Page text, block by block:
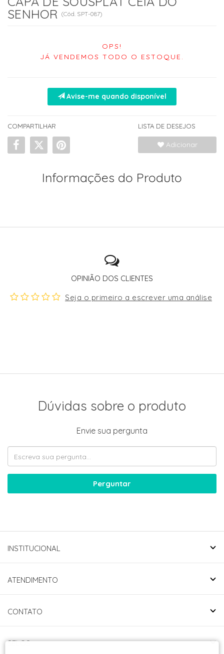
SENHOR (Cód. SPT-087)
OPS!
JÁ VENDEMOS TODO O ESTOQUE.
Avise-me quando disponível
COMPARTILHAR LISTA DE DESEJOS
Adicionar
Informações do Produto
OPINIÃO DOS CLIENTES
Seja o primeiro a escrever uma análise
Dúvidas sobre o produto
Envie sua pergunta
Perguntar
INSTITUCIONAL
ATENDIMENTO
CONTATO
SELOS